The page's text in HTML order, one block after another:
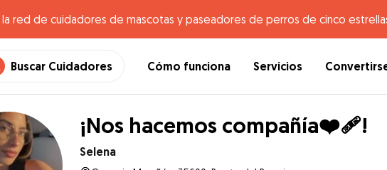
la red de cuidadores de mascotas y paseadores de perros de cinco
Buscar Cuidadores Cómo funciona Servicios
¡Nos hacemos compañía❤️‍🩹!
Selena